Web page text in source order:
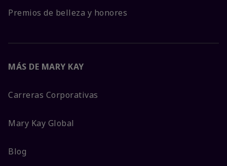
Premios de belleza y honores
MÁS DE MARY KAY
Carreras Corporativas
Mary Kay Global
Blog